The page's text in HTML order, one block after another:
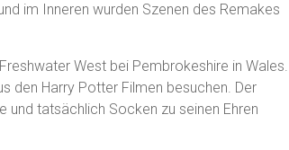
im Inneren wurden Szenen des Remakes
West bei Pembrokeshire in Wales.
den Harry Potter Filmen besuchen. Der
und tatsächlich Socken zu seinen Ehren